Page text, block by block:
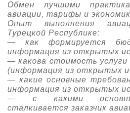
Обмен лучшими
авиации, тарифы и
Опыт выполнения
Турецкой Республике:
— как формируется
информация из открытых
— какова стоимость
(информация из открытых
— какие основные
информация из открытых
— с какими
сталкивается заказчик